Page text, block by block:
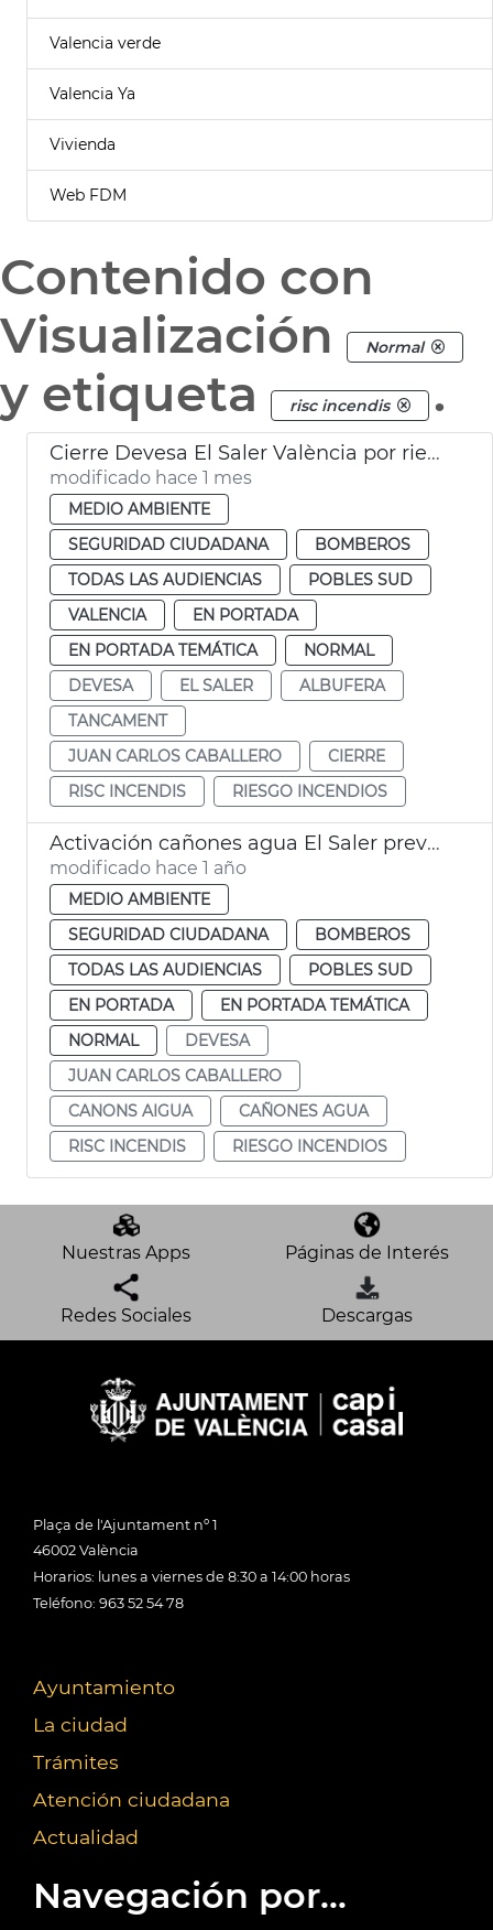
Valencia verde
Valencia Ya
Vivienda
Web FDM
Contenido con
Visualización
Normal
y etiqueta risc incendis .
Cierre Devesa El Saler València por riesgo incendios
modificado hace 1 mes
MEDIO AMBIENTE
SEGURIDAD CIUDADANA
BOMBEROS
TODAS LAS AUDIENCIAS
POBLES SUD
VALENCIA
EN PORTADA
EN PORTADA TEMÁTICA
NORMAL
DEVESA
EL SALER
ALBUFERA
TANCAMENT
JUAN CARLOS CABALLERO
CIERRE
RISC INCENDIS
RIESGO INCENDIOS
Activación cañones agua El Saler prevención incendios
modificado hace 1 año
MEDIO AMBIENTE
SEGURIDAD CIUDADANA
BOMBEROS
TODAS LAS AUDIENCIAS
POBLES SUD
EN PORTADA
EN PORTADA TEMÁTICA
NORMAL
DEVESA
JUAN CARLOS CABALLERO
CANONS AIGUA
CAÑONES AGUA
RISC INCENDIS
RIESGO INCENDIOS
Nuestras Apps Páginas de Interés
Redes Sociales Descargas
Plaça de l'Ajuntament nº 1
46002 València
Horarios: lunes a viernes de 8:30 a 14:00 horas
Teléfono: 963 52 54 78
Ayuntamiento
La ciudad
Trámites
Atención ciudadana
Actualidad
Navegación por...